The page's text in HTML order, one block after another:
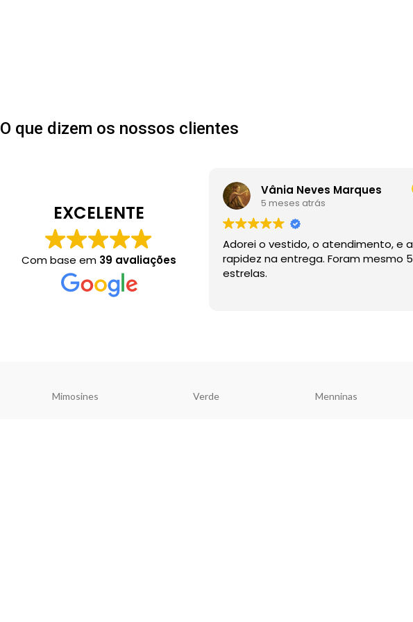
O que dizem os nossos clientes
EXCELENTE
Com base em 39 avaliações
Vânia Neves Marques
5 meses atrás
Adorei o vestido, o atendimento, e a
rapidez na entrega. Foram mesmo 5
estrelas.
Mimosines Verde Menninas